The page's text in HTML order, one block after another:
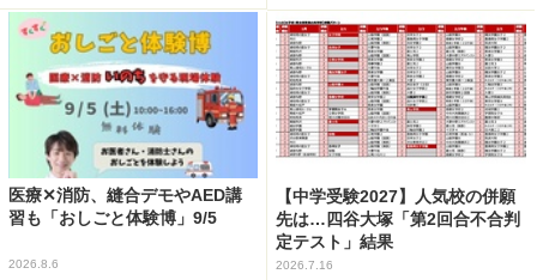
医療✕消防、縫合デモやAED講
習も「おしごと体験博」9/5
2026.8.6
【中学受験2027】人気校の併願
先は…四谷大塚「第2回合不合判
定テスト」結果
2026.7.16